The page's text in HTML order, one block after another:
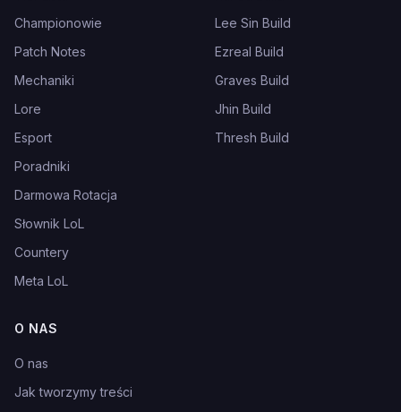
Championowie
Patch Notes
Mechaniki
Lore
Esport
Poradniki
Darmowa Rotacja
Słownik LoL
Countery
Meta LoL
Lee Sin Build
Ezreal Build
Graves Build
Jhin Build
Thresh Build
O NAS
O nas
Jak tworzymy treści